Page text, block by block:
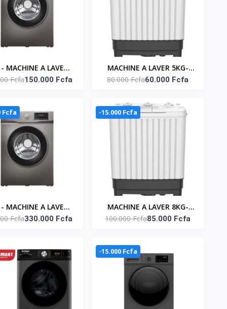
MACHINE A LAVER
FRONTALE -
Fcfa150.000 Fcfa
MACHINE A LAVER 5KG-
ESSORAGE 3KG TOP LOAD -
80.000 Fcfa60.000 Fcfa
Fcfa
MACHINE A LAVER
FRONTALE -
Fcfa330.000 Fcfa
-15.000 Fcfa
MACHINE A LAVER 8KG-
ESSORAGE 5KG TOP LOAD -
100.000 Fcfa85.000 Fcfa
-15.000 Fcfa